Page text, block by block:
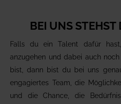
BEI UNS
Falls du ein Talent dafür
anzugehen und dabei auch
bist, dann bist du bei uns
engagiertes Team, die
und die Chance, die